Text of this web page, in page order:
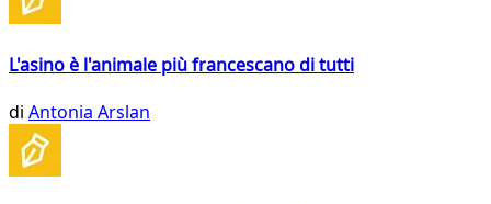
L'asino è l'animale più francescano di tutti
di Antonia Arslan